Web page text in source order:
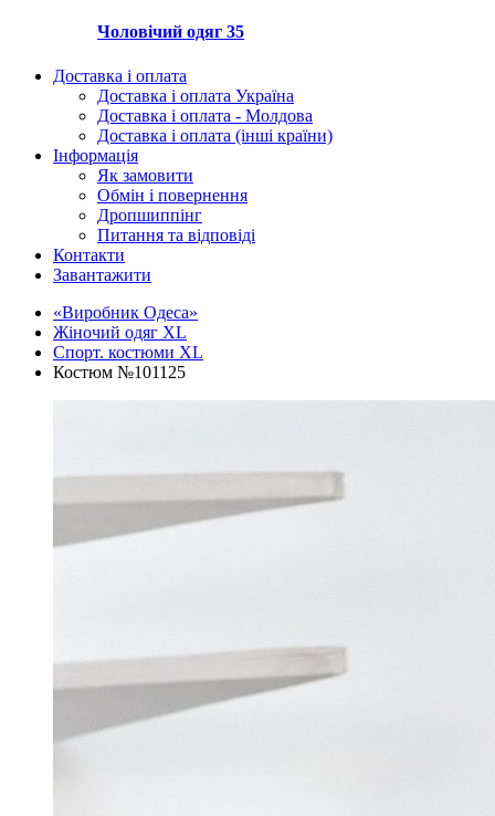
Чоловічий одяг 35
Доставка і оплата
Доставка і оплата Україна
Доставка і оплата - Молдова
Доставка і оплата (інші країни)
Інформація
Як замовити
Обмін і повернення
Дропшиппінг
Питання та відповіді
Контакти
Завантажити
«Виробник Одеса»
Жіночий одяг XL
Спорт. костюми XL
Костюм №101125